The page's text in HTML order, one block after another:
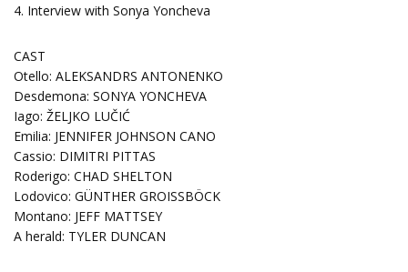
4. Interview with Sonya Yoncheva
CAST
Otello: ALEKSANDRS ANTONENKO
Desdemona: SONYA YONCHEVA
Iago: ŽELJKO LUČIĆ
Emilia: JENNIFER JOHNSON CANO
Cassio: DIMITRI PITTAS
Roderigo: CHAD SHELTON
Lodovico: GÜNTHER GROISSBÖCK
Montano: JEFF MATTSEY
A herald: TYLER DUNCAN